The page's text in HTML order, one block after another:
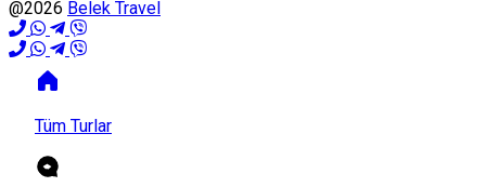
@2026 Belek Travel
Tüm Turlar